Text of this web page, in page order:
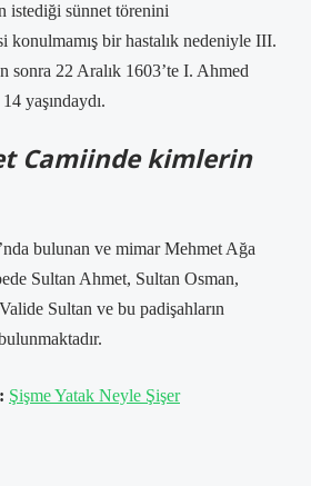
istediği sünnet törenini
konulmamış bir hastalık nedeniyle III.
sonra 22 Aralık 1603’te I. Ahmed
yaşındaydı.
Camiinde kimlerin
bulunan ve mimar Mehmet Ağa
Sultan Ahmet, Sultan Osman,
Sultan ve bu padişahların
Şişme Yatak Neyle Şişer